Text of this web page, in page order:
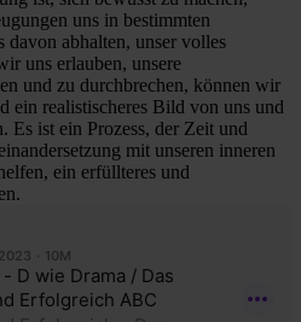
uns in bestimmten
davon abhalten, unser volles
uns erlauben, unsere
und zu durchbrechen, können wir
ein realistischeres Bild von uns und
Es ist ein Prozess, der Zeit und
mit unseren inneren
ein erfüllteres und